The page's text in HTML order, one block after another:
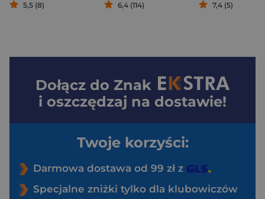
5,5 (8) 6,4 (114) 7,4 (5)
Dołącz do Znak
i oszczędzaj na dostawie!
Twoje korzyści:
Darmowa dostawa od 99 zł z
Specjalne zniżki tylko dla klubowiczów